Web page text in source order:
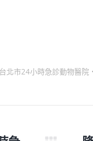
台北市24小時急診動物醫院